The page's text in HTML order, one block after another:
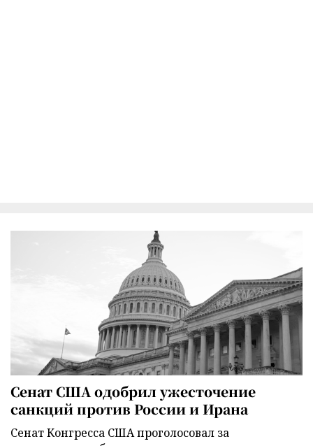
Сенат США одобрил ужесточение
санкций против России и Ирана
Сенат Конгресса США проголосовал за